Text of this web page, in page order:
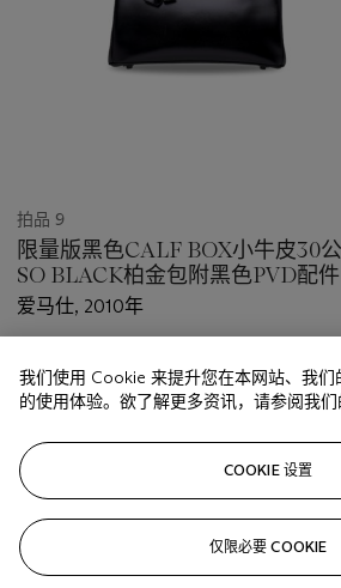
拍品 9
限量版黑色CALF BOX小牛皮30
SO BLACK柏金包附黑色PVD配件
爱马仕, 2010年
HKD 100,000 - HKD 160,000
巳结束
我们使用 Cookie 来提升您在本网站、我们
的使用体验。欲了解更多资讯，请参阅我们
COOKIE 设置
仅限必要 COOKIE